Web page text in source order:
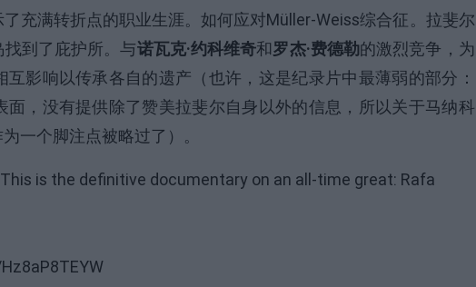
充满转折点的职业生涯。如何应对Müller-Weiss综合征。拉斐尔
到了庇护所。与诺瓦克·约科维奇和罗杰·费德勒的激烈竞争，为
影响以传承各自的遗产（也许，这是纪录片中最薄弱的部分：
，没有提供除了赞美拉斐尔自身以外的信息，所以关于马纳科
一个脚注点被略过了）。
is the definitive documentary on an all-time great: Rafa